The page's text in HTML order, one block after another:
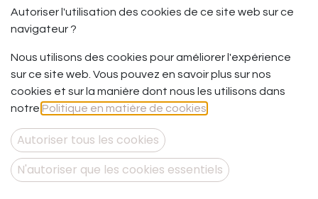
Parfaite dans son
imperfection - Pendentif XL
Parce que nous sommes uniques et imparfaites …
Mais tellement parfaites quand nous sommes juste
nous-mêmes.
Pendentif en argent 925, chaîne 925 rhodiée.
Autoriser l'utilisation des cookies de ce site web sur ce
navigateur ?
Nous utilisons des cookies pour améliorer l'expérience
sur ce site web. Vous pouvez en savoir plus sur nos
cookies et sur la manière dont nous les utilisons dans
notre Politique en matière de cookies
Autoriser tous les cookies
N'autoriser que les cookies essentiels